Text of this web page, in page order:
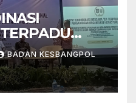
(ORMAS)
BADAN KESBANGPOL